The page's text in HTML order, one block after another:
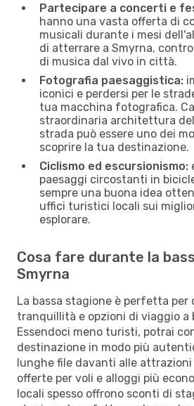
Partecipare a concerti e
hanno una vasta offerta di
musicali durante i mesi
di atterrare a Smyrna,
di musica dal vivo in città.
Fotografia paesaggistica:
iconici e perdersi per le
tua macchina fotografica.
straordinaria architettura
strada può essere uno dei
scoprire la tua destinazione.
Ciclismo ed escursionismo:
paesaggi circostanti in
sempre una buona idea
uffici turistici locali sui
esplorare.
Cosa fare durante la
Smyrna
La bassa stagione è perfetta per
tranquillità e opzioni di viaggio a
Essendoci meno turisti, potrai
destinazione in modo più
lunghe file davanti alle
offerte per voli e alloggi più
locali spesso offrono sconti di